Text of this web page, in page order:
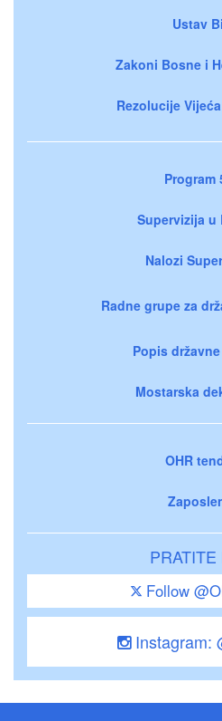
Ustav
Zakoni Bosne i
Rezolucije
Program
Supervizija u
Nalozi
Radne grupe za
Popis
Mostarska
OHR
PRATITE
Follow
Instagram: